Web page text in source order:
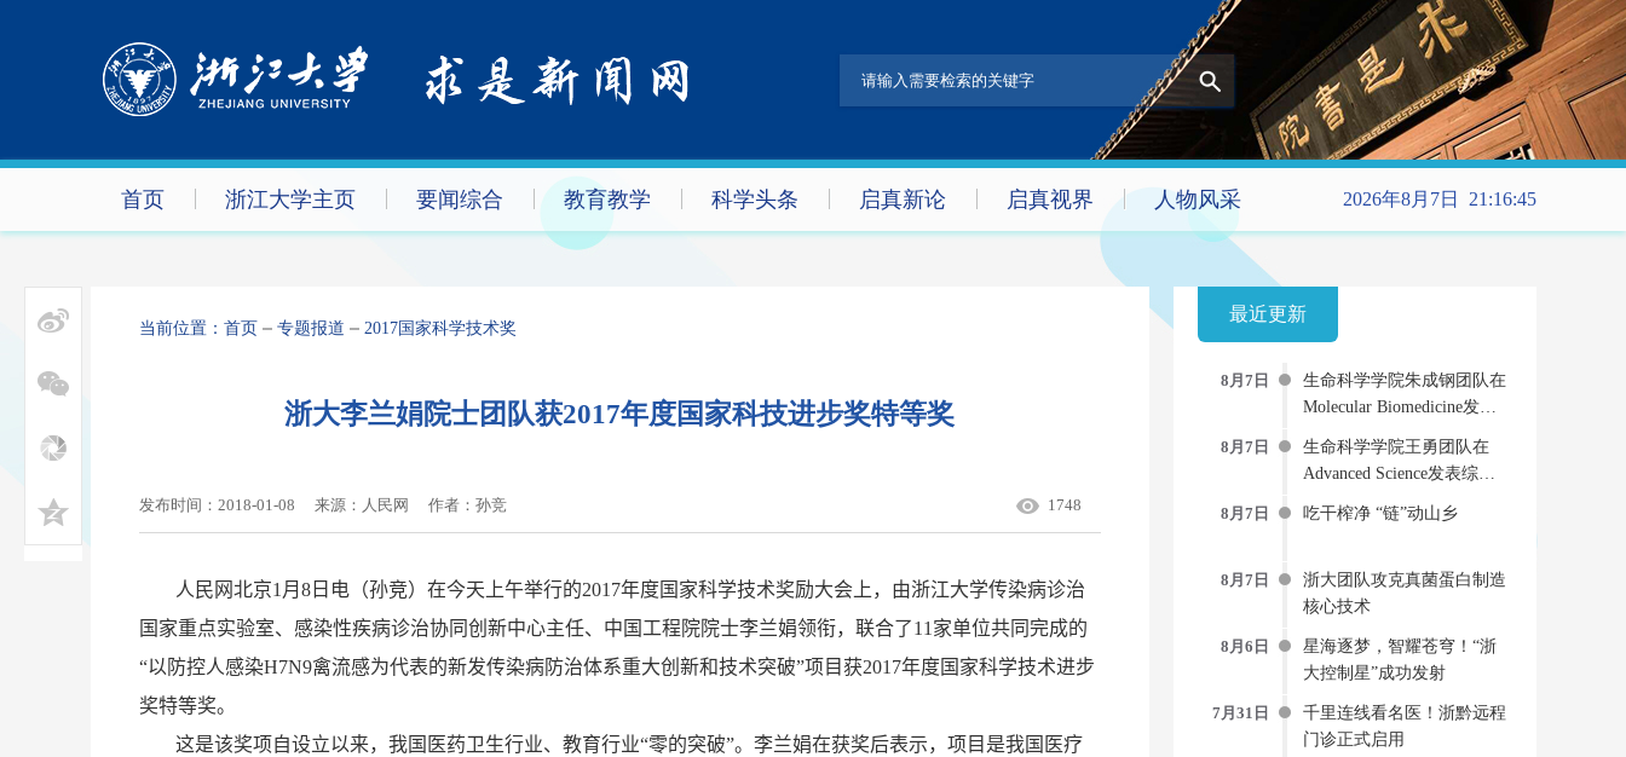
首页 浙江大学主页 要闻综合 教育教学 科学头条 启真新论 启真视界 人物风采 2026年8月7日 21:16:46
当前位置： 首页 专题报道 2017国家科学技术奖
浙大李兰娟院士团队获2017年度国家科技进步奖特等奖
发布时间：2018-01-08 来源：人民网 作者： 孙竞 1748
人民网北京1 月 8日电（孙竞）在今天上午举行的2017年度国家科学技术奖励大会上，由浙江大学传染病诊治
国家重点实验室、感染性疾病诊治协同创新中心主任、中国工程院院士李兰娟领衔，联合了11 家单位共同完成的
“以防控人感染H7N9禽流感为代表的新发传染病防治体系重大创新和技术突破”项目获2017年度国家科学技术进步
奖特等奖。
这是该奖项自设立以来，我国医药卫生行业、教育行业“零的突破”。李兰娟在获奖后表示，项目是我国医疗
最近更新
8月7日
生命科学学院朱成钢团队在
Molecular Biomedicine发文
提出新型“受体-药物偶联
物”双重抗病毒策略
8月7日
生命科学学院王勇团队在
Advanced Science发表综述
AI-物理-实验“三位一体”的
蛋白质动态建模新范式
8月7日 吃干榨净 “链”动山乡
8月7日
浙大团队攻克真菌蛋白制造
核心技术
8月6日
星海逐梦，智耀苍穹！“浙
大控制星”成功发射
7月31日
千里连线看名医！浙黔远程
门诊正式启用